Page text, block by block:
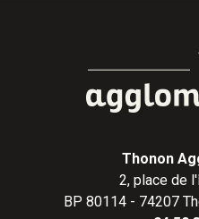
Thonon
2, place de
BP 80114 - 74207